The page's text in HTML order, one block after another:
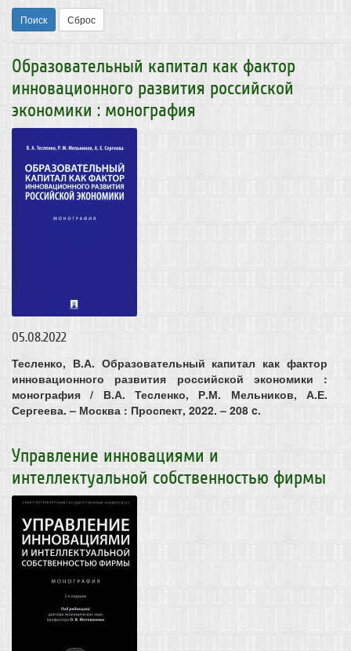
Поиск Сброс
Образовательный капитал как фактор
инновационного развития российской
экономики : монография
05.08.2022
Тесленко, В.А. Образовательный капитал как фактор
инновационного развития российской экономики :
монография / В.А. Тесленко, Р.М. Мельников, А.Е.
Сергеева. – Москва : Проспект, 2022. – 208 c.
Управление инновациями и
интеллектуальной собственностью фирмы